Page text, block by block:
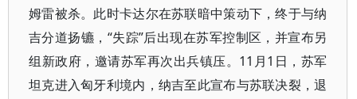
姆雷被杀。此时卡达尔在苏联暗中策动下，终于与纳
吉分道扬镳，“失踪”后出现在苏军控制区，并宣布另
组新政府，邀请苏军再次出兵镇压。11月1日，苏军
坦克进入匈牙利境内，纳吉至此宣布与苏联决裂，退